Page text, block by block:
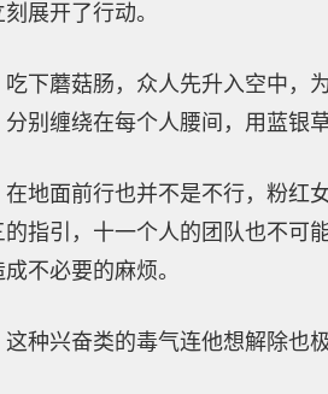
展开了行动。
吃下蘑菇肠，众人先升入空中，
分别缠绕在每个人腰间，用蓝银
在地面前行也并不是不行，粉红
的指引，十一个人的团队也不可
不必要的麻烦。
这种兴奋类的毒气连他想解除也极